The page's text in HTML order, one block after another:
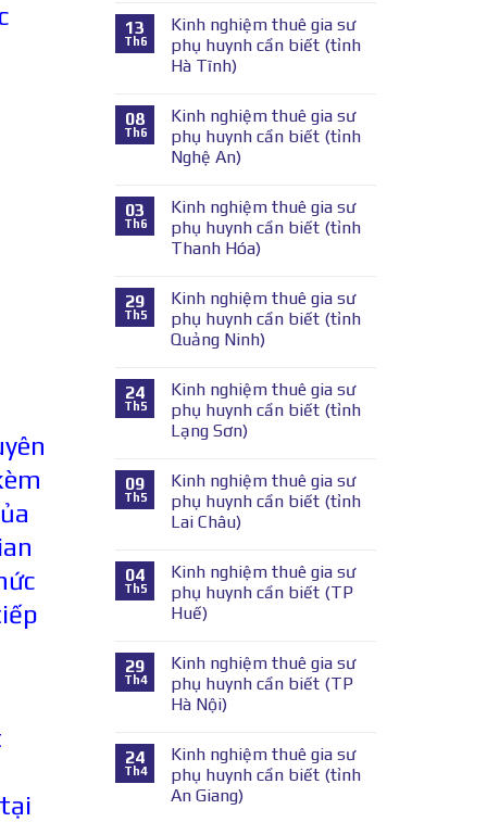
13
Th6
Kinh nghiệm thuê gia sư
phụ huynh cần biết (tỉnh
Hà Tĩnh)
08
Th6
Kinh nghiệm thuê gia sư
phụ huynh cần biết (tỉnh
Nghệ An)
03
Th6
Kinh nghiệm thuê gia sư
phụ huynh cần biết (tỉnh
Thanh Hóa)
29
Th5
Kinh nghiệm thuê gia sư
phụ huynh cần biết (tỉnh
Quảng Ninh)
24
Th5
Kinh nghiệm thuê gia sư
phụ huynh cần biết (tỉnh
Lạng Sơn)
09
Th5
Kinh nghiệm thuê gia sư
phụ huynh cần biết (tỉnh
Lai Châu)
04
Th5
Kinh nghiệm thuê gia sư
phụ huynh cần biết (TP
Huế)
29
Th4
Kinh nghiệm thuê gia sư
phụ huynh cần biết (TP
Hà Nội)
24
Th4
Kinh nghiệm thuê gia sư
phụ huynh cần biết (tỉnh
An Giang)